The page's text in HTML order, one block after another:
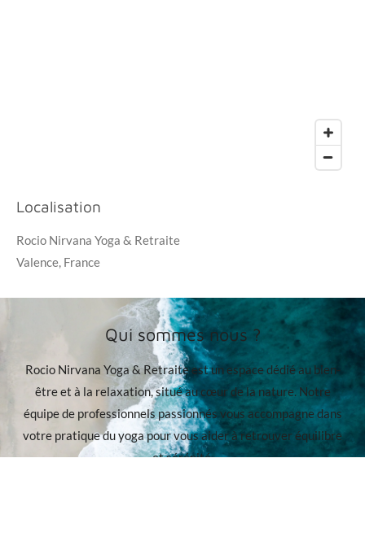
Localisation
Rocio Nirvana Yoga & Retraite
Valence, France
Qui sommes nous ?
Rocio Nirvana Yoga & Retraite est un espace dédié au bien-
être et à la relaxation, situé au cœur de la nature. Notre
équipe de professionnels passionnés vous accompagne dans
votre pratique du yoga pour vous aider à retrouver équilibre
et sérénité.